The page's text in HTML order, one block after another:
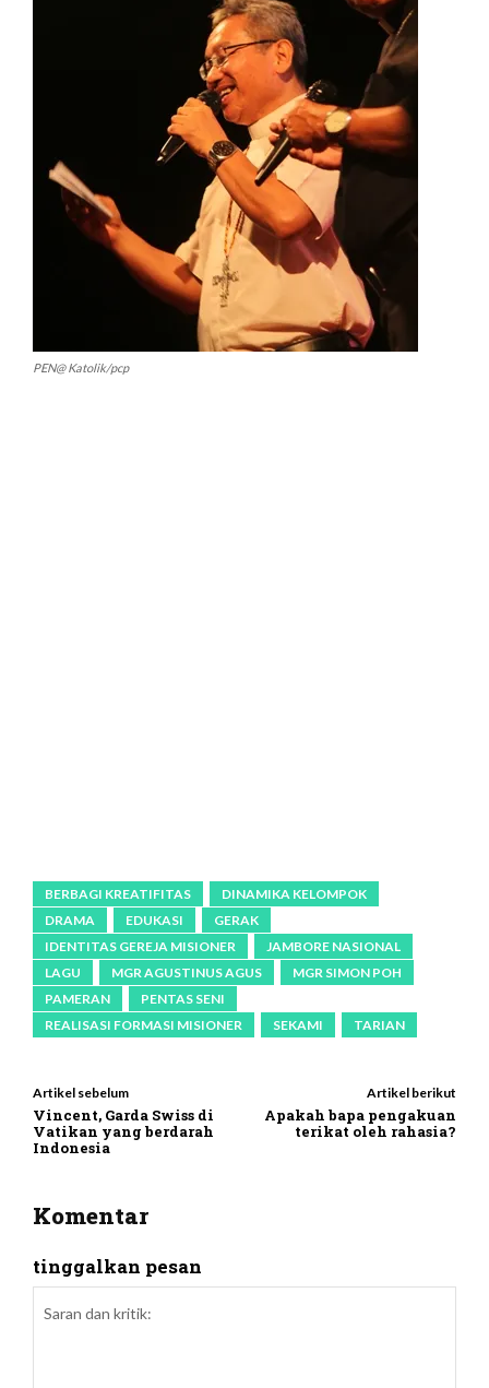
PEN@ Katolik/pcp
BERBAGI KREATIFITAS
DINAMIKA KELOMPOK
DRAMA
EDUKASI
GERAK
IDENTITAS GEREJA MISIONER
JAMBORE NASIONAL
LAGU
MGR AGUSTINUS AGUS
MGR SIMON POH
PAMERAN
PENTAS SENI
REALISASI FORMASI MISIONER
SEKAMI TARIAN
Artikel sebelum
Vincent, Garda Swiss di
Vatikan yang berdarah
Indonesia
Artikel berikut
Apakah bapa pengakuan
terikat oleh rahasia?
Komentar
tinggalkan pesan